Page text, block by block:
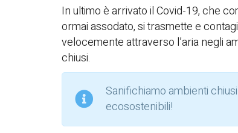
In ultimo è arrivato il Covid-19, che
ormai assodato, si trasmette e
velocemente attraverso l’aria negli
chiusi.
Sanifichiamo ambienti
ecosostenibili!